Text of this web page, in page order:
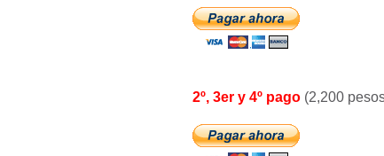
2º, 3er y 4º pago (2,200